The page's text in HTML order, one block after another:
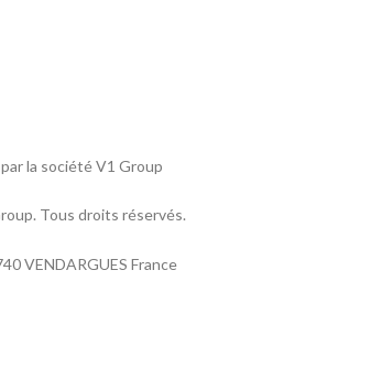
la société V1 Group
Tous droits réservés.
VENDARGUES France